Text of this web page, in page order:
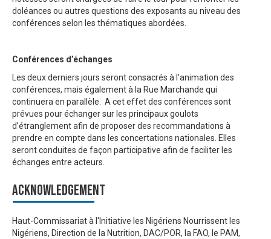
doléances ou autres questions des exposants au niveau des
conférences selon les thématiques abordées.
Conférences d’échanges
Les deux derniers jours seront consacrés à l’animation des
conférences, mais également à la Rue Marchande qui
continuera en parallèle. A cet effet des conférences sont
prévues pour échanger sur les principaux goulots
d’étranglement afin de proposer des recommandations à
prendre en compte dans les concertations nationales. Elles
seront conduites de façon participative afin de faciliter les
échanges entre acteurs.
Acknowledgement
Haut-Commissariat à l'Initiative les Nigériens Nourrissent les
Nigériens, Direction de la Nutrition, DAC/POR, la FAO, le PAM,